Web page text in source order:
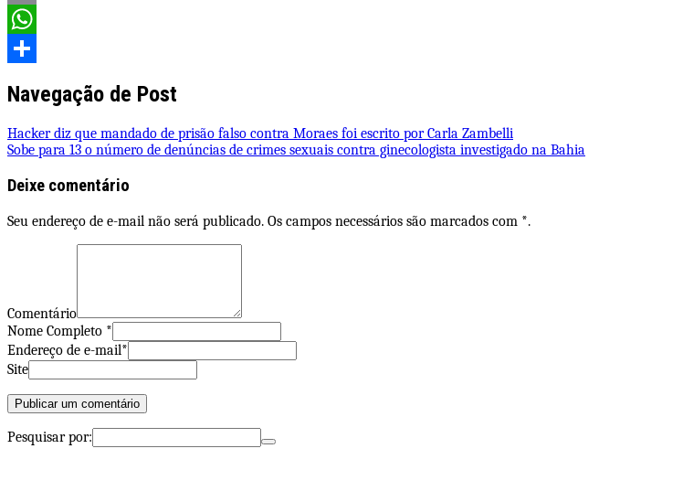
Email
WhatsApp
Navegação de Post
Hacker diz que mandado de prisão falso contra Moraes foi escrito por Carla Zambelli
Sobe para 13 o número de denúncias de crimes sexuais contra ginecologista investigado na Bahia
Deixe comentário
Seu endereço de e-mail não será publicado. Os campos necessários são marcados com *.
Comentário
Nome Completo *
Endereço de e-mail*
Site
Pesquisar por: